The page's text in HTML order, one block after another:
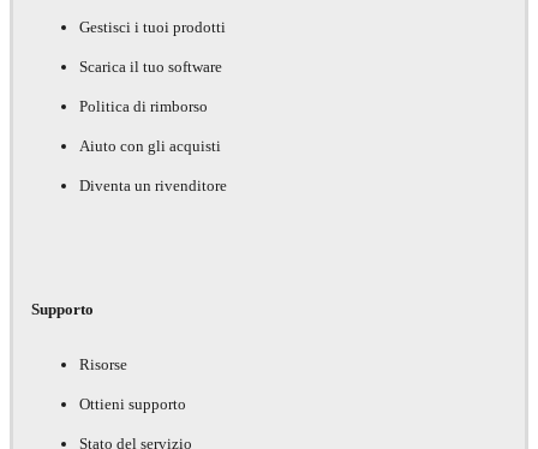
Gestisci i tuoi prodotti
Scarica il tuo software
Politica di rimborso
Aiuto con gli acquisti
Diventa un rivenditore
Supporto
Risorse
Ottieni supporto
Stato del servizio